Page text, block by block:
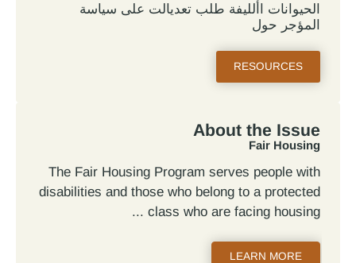
الحيوانات األليفة طلب تعديالت على سياسة
المؤجر حول
RESOURCES
About the Issue
Fair Housing
The Fair Housing Program serves people with
disabilities and those who belong to a protected
class who are facing housing
LEARN MORE